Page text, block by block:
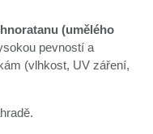
(umělého
pevností a
(vlhkost, UV záření,